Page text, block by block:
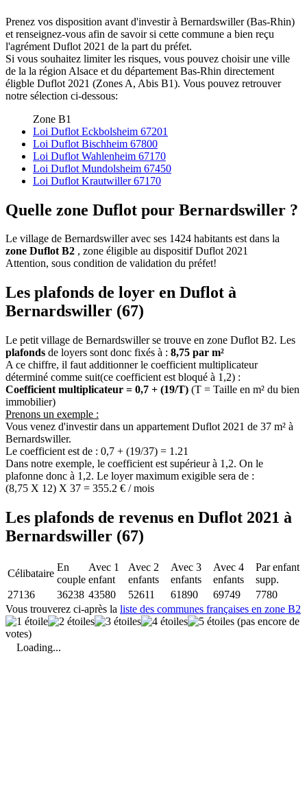
Prenez vos disposition avant d'investir à Bernardswiller (Bas-Rhin)
et renseignez-vous afin de savoir si cette commune a bien reçu
l'agrément Duflot 2021 de la part du préfet.
Si vous souhaitez limiter les risques, vous pouvez choisir une ville
de la la région Alsace et du département Bas-Rhin directement
éligble Duflot 2021 (Zones A, Abis B1). Vous pouvez retrouver
notre sélection ci-dessous:
Zone B1
Loi Duflot Eckbolsheim 67201
Loi Duflot Bischheim 67800
Loi Duflot Wahlenheim 67170
Loi Duflot Mundolsheim 67450
Loi Duflot Krautwiller 67170
Quelle zone Duflot pour Bernardswiller ?
Le village de Bernardswiller avec ses 1424 habitants est dans la
zone Duflot B2 , zone éligible au dispositif Duflot 2021
Attention, sous condition de validation du préfet!
Les plafonds de loyer en Duflot à
Bernardswiller (67)
Le petit village de Bernardswiller se trouve en zone Duflot B2. Les
plafonds de loyers sont donc fixés à : 8,75 par m²
A ce chiffre, il faut additionner le coefficient multiplicateur
déterminé comme suit(ce coefficient est bloqué à 1,2) :
Coefficient multiplicateur = 0,7 + (19/T) (T = Taille en m² du bien
immobilier)
Prenons un exemple :
Vous venez d'investir dans un appartement Duflot 2021 de 37 m² à
Bernardswiller.
Le coefficient est de : 0,7 + (19/37) = 1.21
Dans notre exemple, le coefficient est supérieur à 1,2. On le
plafonne donc à 1,2. Le loyer maximum exigible sera de :
(8,75 X 12) X 37 = 355.2 € / mois
Les plafonds de revenus en Duflot 2021 à
Bernardswiller (67)
Célibataire
En
couple
Avec 1
enfant
Avec 2
enfants
Avec 3
enfants
Avec 4
enfants
Par enfant
supp.
27136
36238 43580 52611 61890 69749
7780
Vous trouverez ci-après la liste des communes françaises en zone B2
(pas encore de
votes)
Loading...